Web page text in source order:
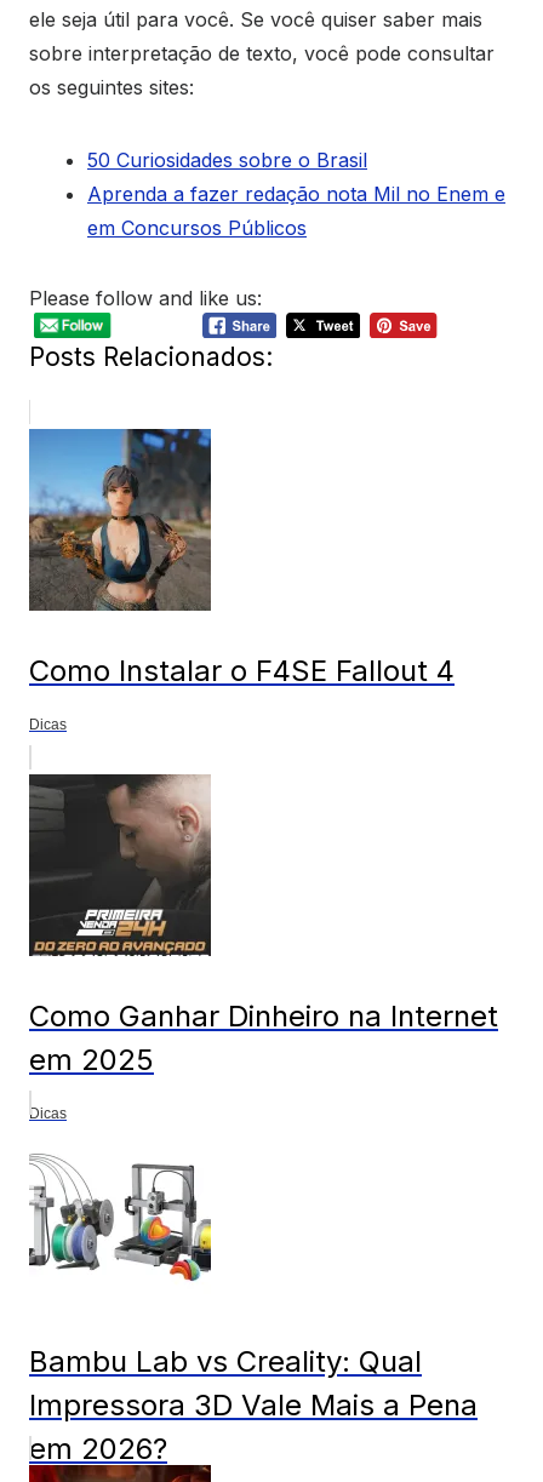
ele seja útil para você. Se você quiser saber mais
sobre interpretação de texto, você pode consultar
os seguintes sites:
50 Curiosidades sobre o Brasil
Aprenda a fazer redação nota Mil no Enem e
em Concursos Públicos
Please follow and like us:
Posts Relacionados:
Como Instalar o F4SE Fallout 4
Dicas
Como Ganhar Dinheiro na Internet
em 2025
Dicas
Bambu Lab vs Creality: Qual
Impressora 3D Vale Mais a Pena
em 2026?